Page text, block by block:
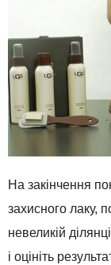
На закінчення
захисного лаку,
невеликій ділянці
і оцініть